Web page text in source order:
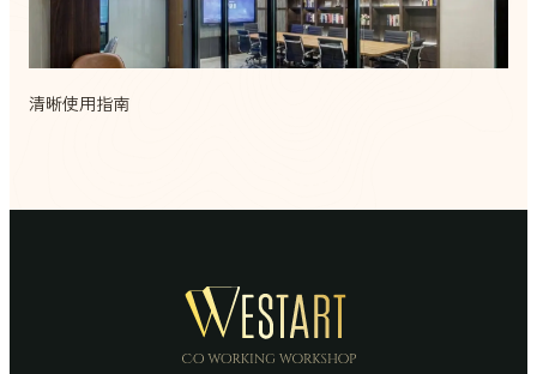
清晰使用指南